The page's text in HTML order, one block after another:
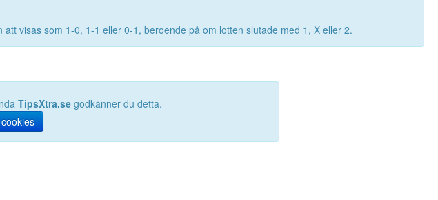
visas som 1-0, 1-1 eller 0-1, beroende på om lotten slutade med 1, X eller 2.
TipsXtra.se godkänner du detta.